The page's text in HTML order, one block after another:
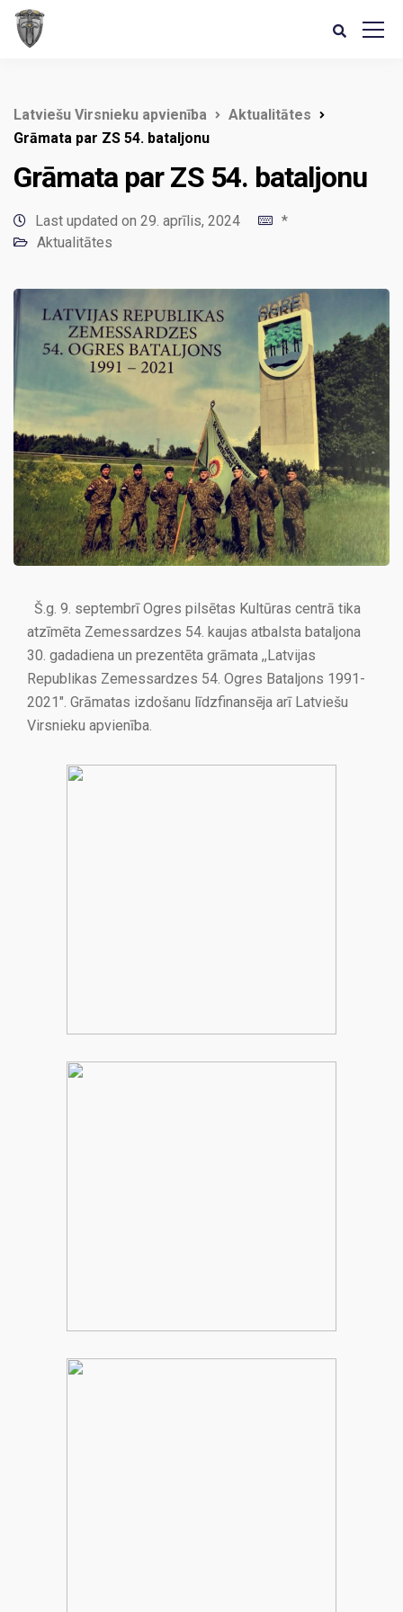
Latviešu Virsnieku apvienība
Aktualitātes
Grāmata par ZS 54. bataljonu
Grāmata par ZS 54. bataljonu
Last updated on 29. aprīlis, 2024
*
Aktualitātes
Š.g. 9. septembrī Ogres pilsētas Kultūras centrā tika
atzīmēta Zemessardzes 54. kaujas atbalsta bataljona
30. gadadiena un prezentēta grāmata ,,Latvijas
Republikas Zemessardzes 54. Ogres Bataljons 1991-
2021″. Grāmatas izdošanu līdzfinansēja arī Latviešu
Virsnieku apvienība.